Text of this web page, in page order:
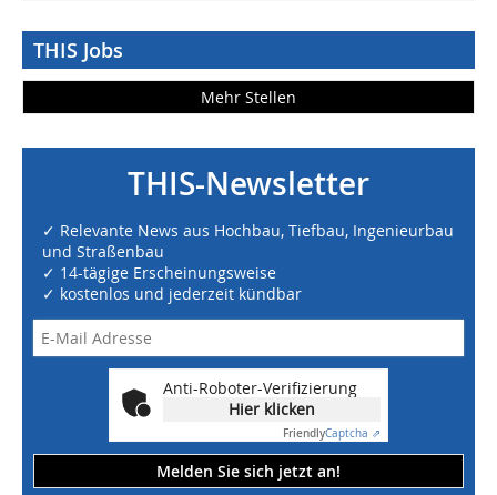
THIS Jobs
Mehr Stellen
THIS-Newsletter
✓ Relevante News aus Hochbau, Tiefbau, Ingenieurbau
und Straßenbau
✓ 14-tägige Erscheinungsweise
✓ kostenlos und jederzeit kündbar
Anti-Roboter-Verifizierung
Hier klicken
FriendlyCaptcha ⇗
Melden Sie sich jetzt an!